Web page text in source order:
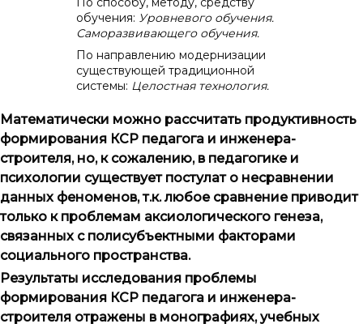
обучения: Уровневого обучения.
Саморазвивающего обучения.
По направлению модернизации
существующей традиционной
системы: Целостная технология.
Математически можно рассчитать продуктивность
формирования КСР педагога и инженера-
строителя, но, к сожалению, в педагогике и
психологии существует постулат о несравнении
данных феноменов, т.к. любое сравнение приводит
только к проблемам аксиологического генеза,
связанных с полисубъектными факторами
социального пространства.
Результаты исследования проблемы
формирования КСР педагога и инженера-
строителя отражены в монографиях, учебных